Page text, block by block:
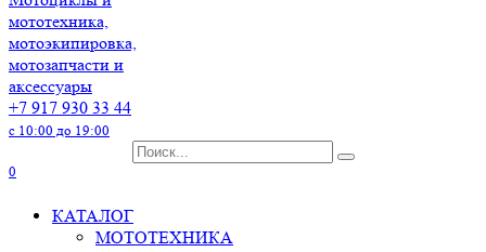
+7 917 930 33 44
с 10:00 до 19:00
Search
0
КАТАЛОГ
МОТОТЕХНИКА